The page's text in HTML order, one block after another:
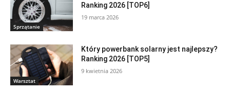
Sprzątanie
Ranking 2026 [TOP6]
19 marca 2026
Warsztat
Który powerbank solarny jest najlepszy?
Ranking 2026 [TOP5]
9 kwietnia 2026